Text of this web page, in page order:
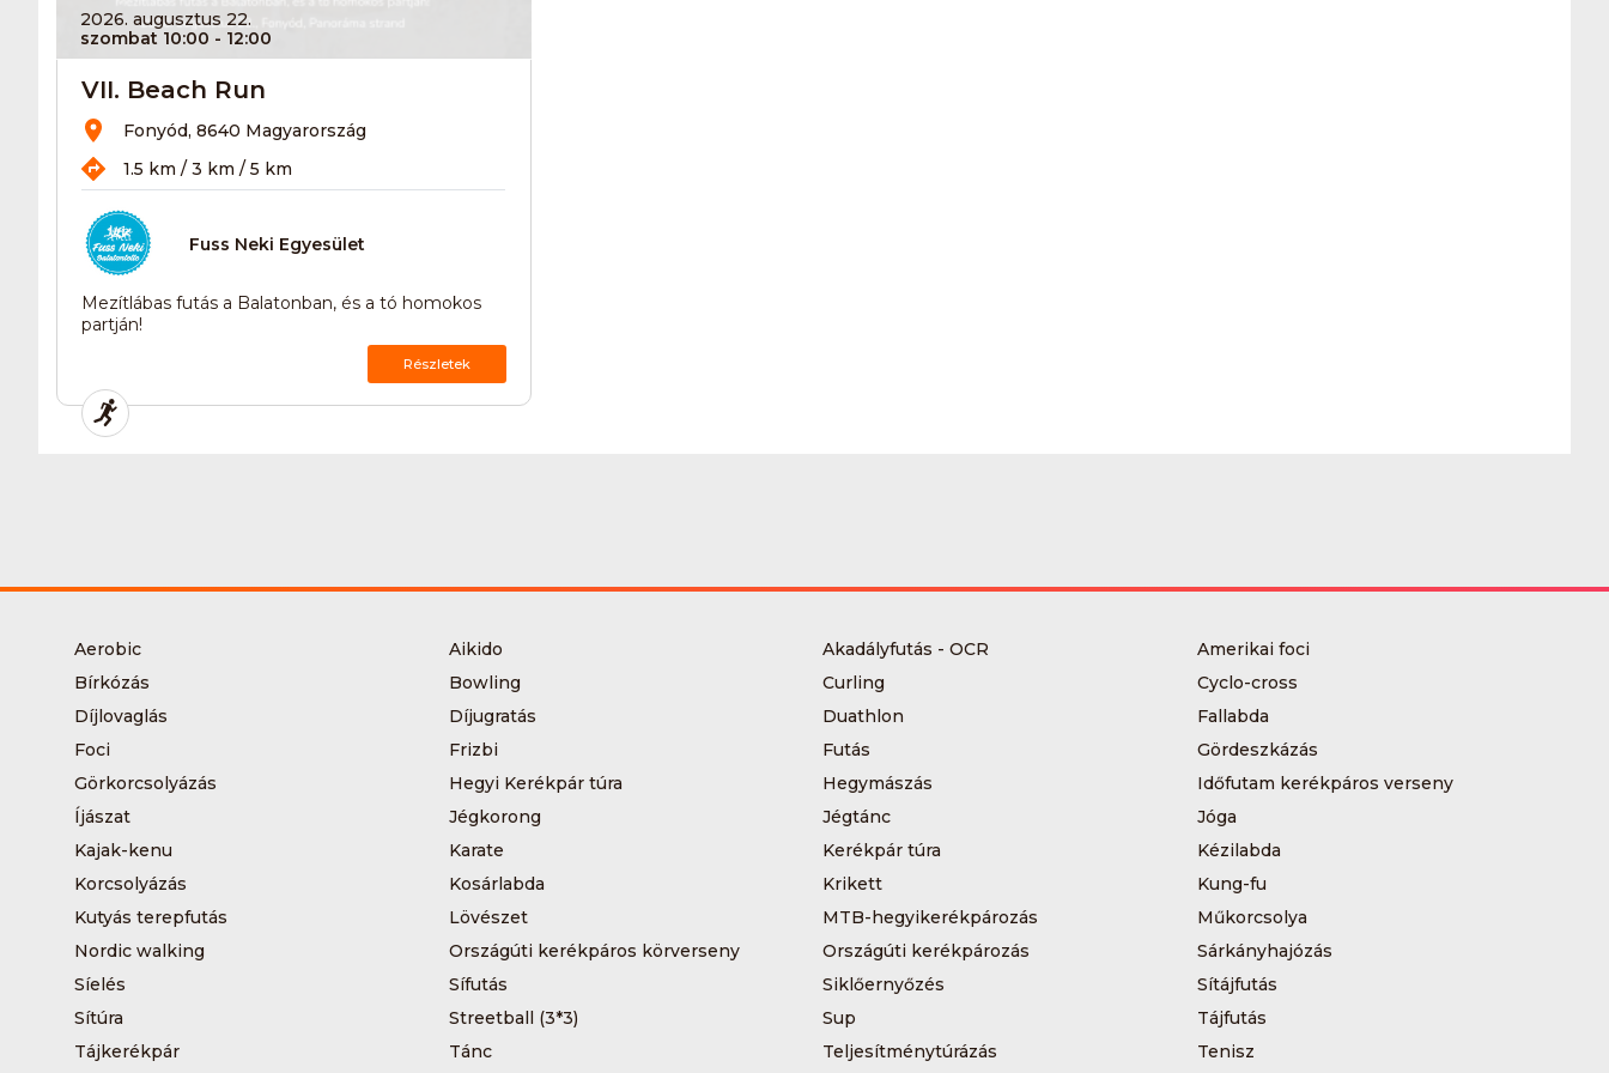
2026. augusztus 22.
szombat 10:00 - 12:00
VII. Beach Run
Fonyód, 8640 Magyarország
1.5 km / 3 km / 5 km
Fuss Neki Egyesület
Mezítlábas futás a Balatonban, és a tó homokos
partján!
Részletek
Aerobic Aikido Akadályfutás - OCR
Amerikai foci
Bírkózás
Bowling Curling
Cyclo-cross
Díjlovaglás
Díjugratás Duathlon
Fallabda
Foci
Frizbi Futás
Gördeszkázás
Görkorcsolyázás
Hegyi Kerékpár túra Hegymászás
Időfutam kerékpáros verseny
Íjászat
Jégkorong Jégtánc
Jóga
Kajak-kenu
Karate Kerékpár túra
Kézilabda
Korcsolyázás
Kosárlabda Krikett
Kung-fu
Kutyás terepfutás
Lövészet MTB-hegyikerékpározás
Műkorcsolya
Nordic walking
Országúti kerékpáros körverseny Országúti kerékpározás
Sárkányhajózás
Síelés
Sífutás Siklőernyőzés
Sítájfutás
Sítúra
Streetball (3*3) Sup
Tájfutás
Tájkerékpár
Tánc Teljesítménytúrázás Tenisz